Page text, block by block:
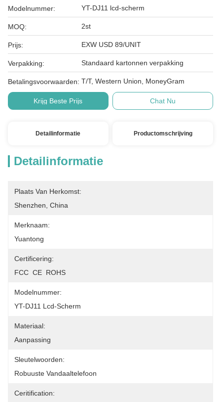
Modelnummer: YT-DJ11 lcd-scherm
MOQ: 2st
Prijs: EXW USD 89/UNIT
Verpakking: Standaard kartonnen verpakking
Betalingsvoorwaarden: T/T, Western Union, MoneyGram
Krijg Beste Prijs Chat Nu
Detailinformatie Productomschrijving
Detailinformatie
Plaats Van Herkomst:
Shenzhen, China
Merknaam:
Yuantong
Certificering:
FCC  CE  ROHS
Modelnummer:
YT-DJ11 Lcd-Scherm
Materiaal:
Aanpassing
Sleutelwoorden:
Robuuste Vandaaltelefoon
Ceritification: